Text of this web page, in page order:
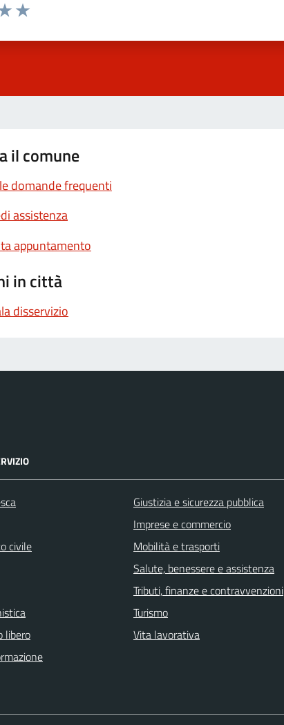
il comune
domande frequenti
assistenza
appuntamento
in città
disservizio
civile
libero
Giustizia e sicurezza pubblica
Imprese e commercio
Mobilità e trasporti
Salute, benessere e assistenza
Tributi, finanze e contravvenzioni
Turismo
Vita lavorativa